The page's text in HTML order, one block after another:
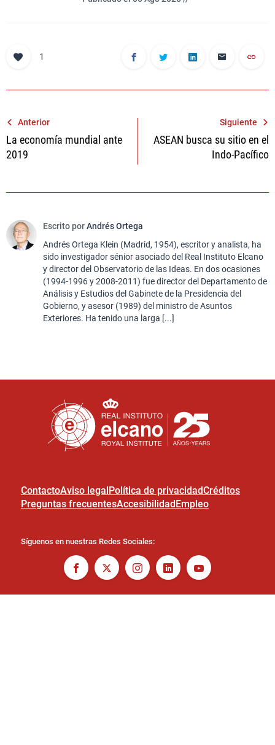
1
Navegación
de
entradas
Anterior
La economía mundial ante
2019
Siguiente
ASEAN busca su sitio en el
Indo-Pacífico
Escrito porAndrés Ortega
Andrés Ortega Klein (Madrid, 1954), escritor y analista, ha
sido investigador sénior asociado del Real Instituto Elcano
y director del Observatorio de las Ideas. En dos ocasiones
(1994-1996 y 2008-2011) fue director del Departamento de
Análisis y Estudios del Gabinete de la Presidencia del
Gobierno, y asesor (1989) del ministro de Asuntos
Exteriores. Ha tenido una larga [...]
ContactoAviso legalPolítica de privacidadCréditos
Preguntas frecuentesAccesibilidadEmpleo
Síguenos en nuestras Redes Sociales: